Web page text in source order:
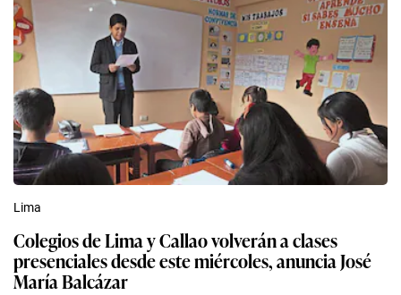
Lima
Colegios de Lima y Callao volverán a clases
presenciales desde este miércoles, anuncia José
María Balcázar